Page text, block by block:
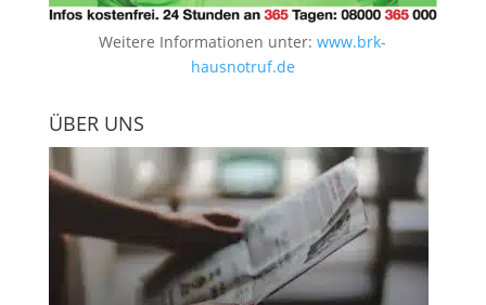
Weitere Informationen unter:www.brk-
hausnotruf.de
ÜBER UNS